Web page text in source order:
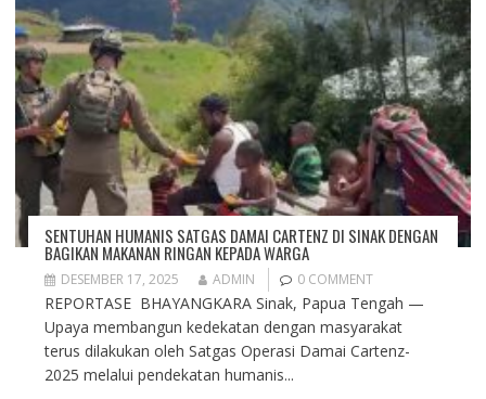
SENTUHAN HUMANIS SATGAS DAMAI CARTENZ DI SINAK DENGAN
BAGIKAN MAKANAN RINGAN KEPADA WARGA
DESEMBER 17, 2025 ADMIN 0 COMMENT
REPORTASE BHAYANGKARA Sinak, Papua Tengah —
Upaya membangun kedekatan dengan masyarakat
terus dilakukan oleh Satgas Operasi Damai Cartenz-
2025 melalui pendekatan humanis...